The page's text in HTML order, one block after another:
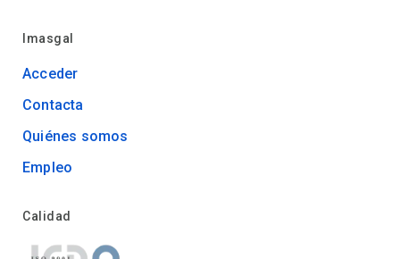
Imasgal
Acceder
Contacta
Quiénes somos
Empleo
Calidad